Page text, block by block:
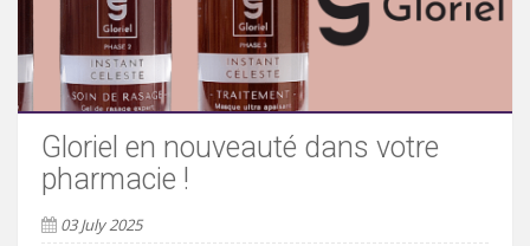
Gloriel en nouveauté dans votre
pharmacie !
03 July 2025